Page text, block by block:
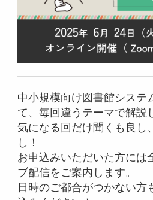
中小規模向け図書館システ
て、毎回違うテーマで解説
気になる回だけ聞くも良し
し！
お申込みいただいた方には
ブ配信をご案内します。
日時のご都合がつかない方